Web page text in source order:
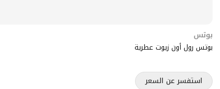
بوتس
بوتس رول أون زيوت عطرية
استفسر عن السعر